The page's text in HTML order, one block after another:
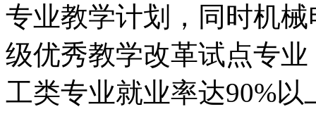
专业教学计划，同时机
级优秀教学改革试点专
工类专业就业率达90%